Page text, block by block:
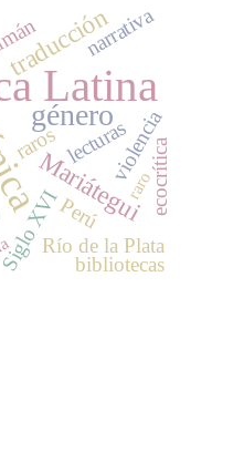
Latina
género
Mariátegui
traducción
XVI
Río de la Plata
violencia
raros
narrativa
ecocrítica
bibliotecas
lecturas
Perú
raro